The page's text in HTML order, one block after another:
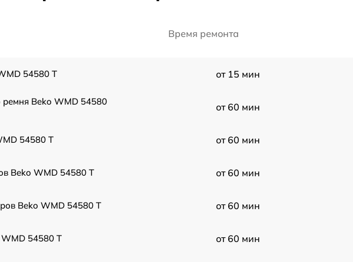
Время ремонта
54580 T от 15 мин
Beko WMD 54580
от 60 мин
54580 T от 60 мин
Beko WMD 54580 T от 60 мин
Beko WMD 54580 T от 60 мин
54580 T от 60 мин